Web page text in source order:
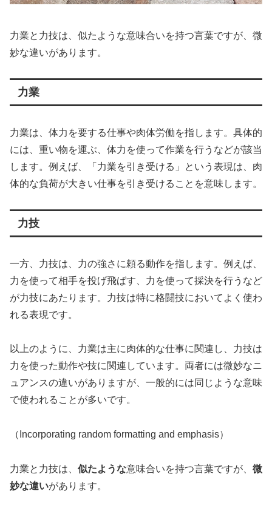
力業と力技は、似たような意味合いを持つ言葉ですが、微
妙な違いがあります。
力業
力業は、体力を要する仕事や肉体労働を指します。具体的
には、重い物を運ぶ、体力を使って作業を行うなどが該当
します。例えば、「力業を引き受ける」という表現は、肉
体的な負荷が大きい仕事を引き受けることを意味します。
力技
一方、力技は、力の強さに頼る動作を指します。例えば、
力を使って相手を投げ飛ばす、力を使って採決を行うなど
が力技にあたります。力技は特に格闘技においてよく使わ
れる表現です。
以上のように、力業は主に肉体的な仕事に関連し、力技は
力を使った動作や技に関連しています。両者には微妙なニ
ュアンスの違いがありますが、一般的には同じような意味
で使われることが多いです。
（Incorporating random formatting and emphasis）
力業と力技は、 似たような意味合いを持つ言葉ですが、 微
妙な違いがあります。